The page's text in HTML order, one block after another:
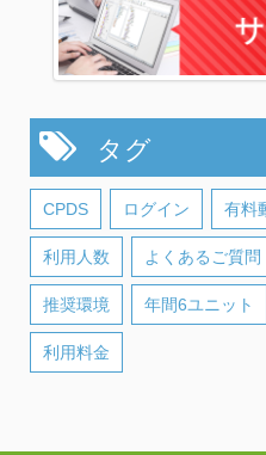
タグ
CPDS ログイン 有料
利用人数 よくあるご質問
推奨環境 年間6ユニット
利用料金